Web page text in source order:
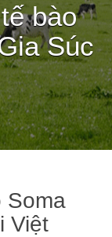
bào
Súc
Soma
Việt